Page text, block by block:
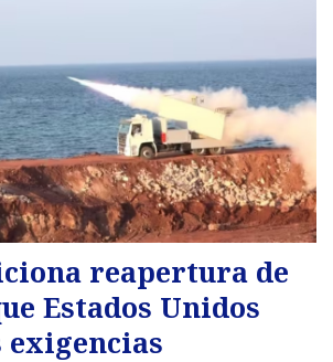
reapertura de
Estados Unidos
exigencias